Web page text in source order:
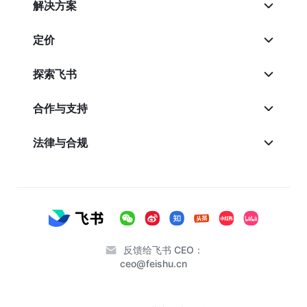
解决方案
定价
探索飞书
合作与支持
法律与合规
反馈给飞书 CEO：
ceo@feishu.cn